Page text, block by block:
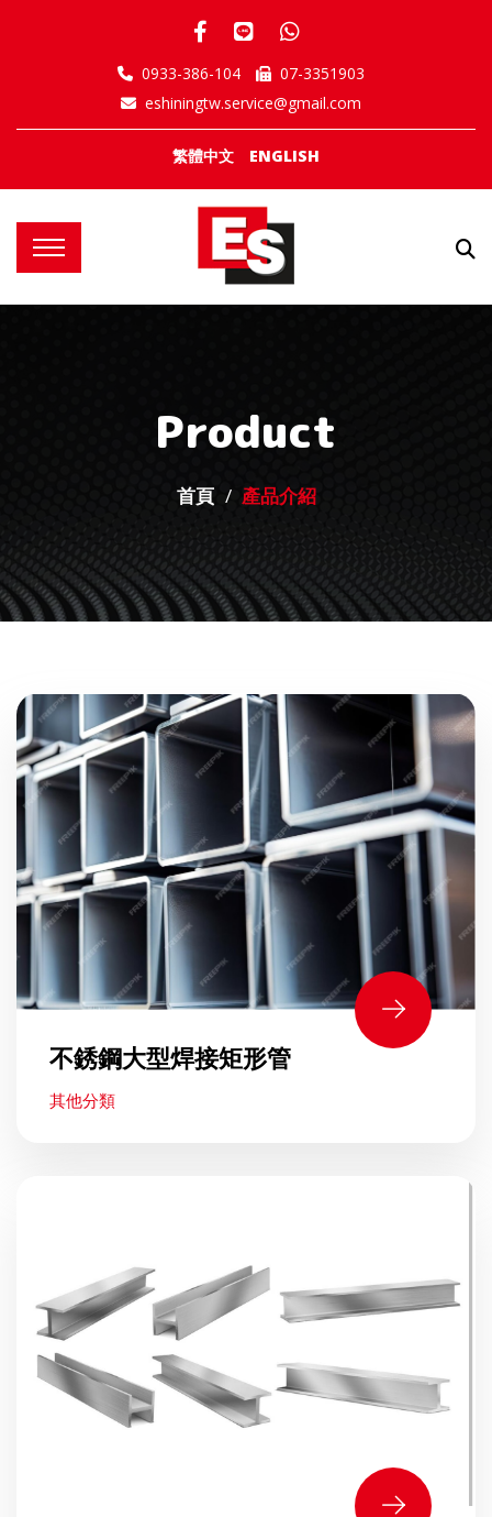
0933-386-104
07-3351903
eshiningtw.service@gmail.com
繁體中文 ENGLISH
Product
首頁 產品介紹
不銹鋼大型焊接矩形管
其他分類